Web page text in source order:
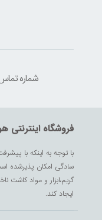
شماره تماس : ۳۸۴۳۶۶۸۳
فروشگاه
با توجه به اینکه با
سادگی امکان پذیرشده
گریم،ابزار و مواد کاشت
ایجاد کند.